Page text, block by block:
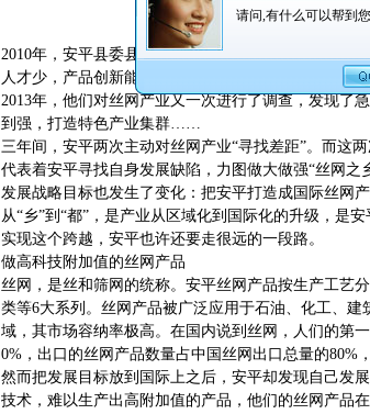
发布者：振超网业 发布时间
2010年，安平县委县政府经过调研发现，作为县域经
人才少，产品创新能力低；没有工业园区，抑制企业
2013年，他们对丝网产业又一次进行了调查，发现了
到强，打造特色产业集群……
三年间，安平两次主动对丝网产业“寻找差距”。而这
代表着安平寻找自身发展缺陷，力图做大做强“丝网
发展战略目标也发生了变化：把安平打造成国际丝网
从“乡”到“都”，是产业从区域化到国际化的升级，是
实现这个跨越，安平也许还要走很远的一段路。
做高科技附加值的丝网产品
丝网，是丝和筛网的统称。安平丝网产品按生产工艺
类等6大系列。丝网产品被广泛应用于石油、化工、
域，其市场容纳率极高。在国内说到丝网，人们的第
0%，出口的丝网产品数量占中国丝网出口总量的80%
然而把发展目标放到国际上之后，安平却发现自己发
技术，难以生产出高附加值的产品，他们的丝网产品
请问,有什么可以帮到